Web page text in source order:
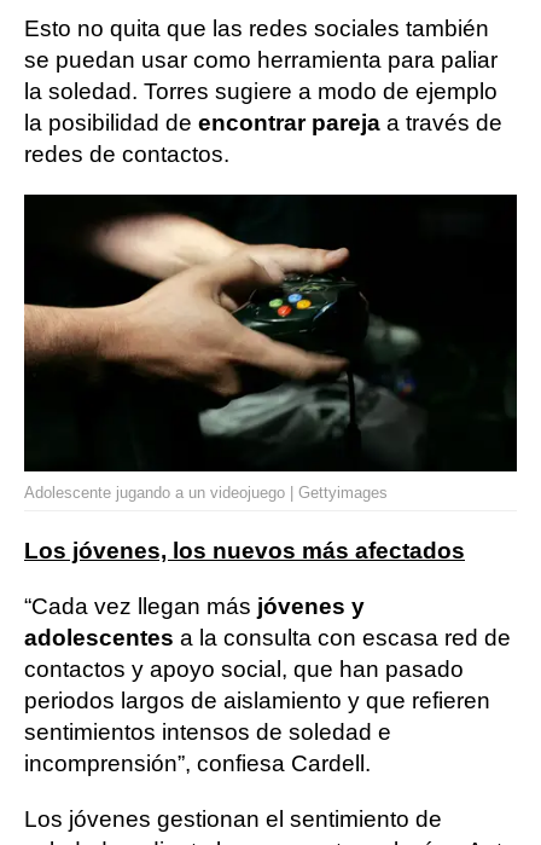
Esto no quita que las redes sociales también
se puedan usar como herramienta para paliar
la soledad. Torres sugiere a modo de ejemplo
la posibilidad de encontrar pareja a través de
redes de contactos.
Adolescente jugando a un videojuego | Gettyimages
Los jóvenes, los nuevos más afectados
“Cada vez llegan más jóvenes y
adolescentes a la consulta con escasa red de
contactos y apoyo social, que han pasado
periodos largos de aislamiento y que refieren
sentimientos intensos de soledad e
incomprensión”, confiesa Cardell.
Los jóvenes gestionan el sentimiento de